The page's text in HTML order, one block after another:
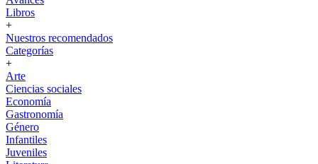
Libros
+
Nuestros recomendados
Categorías
+
Arte
Ciencias sociales
Economía
Gastronomía
Género
Infantiles
Juveniles